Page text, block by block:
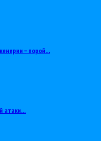
– порой…
атаки…